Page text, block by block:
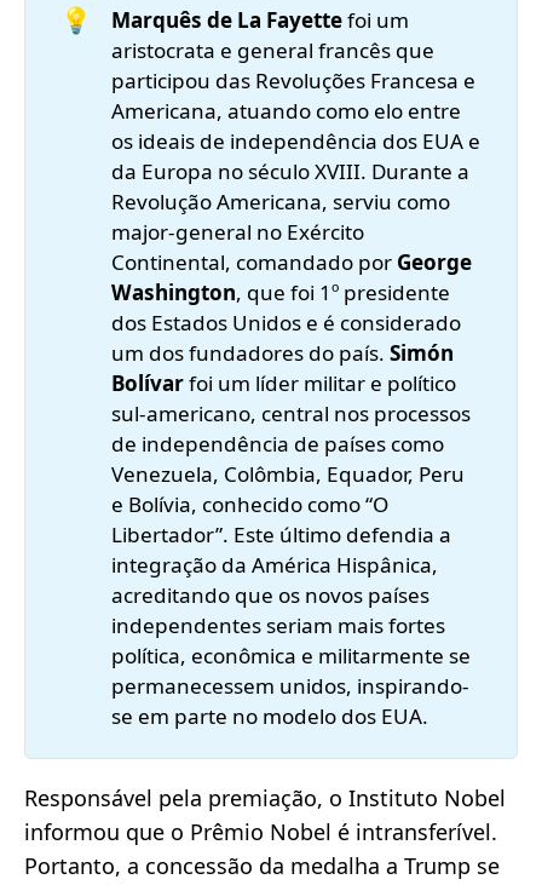
💡 Marquês de La Fayettefoi um
aristocrata e general francês que
participou das Revoluções Francesa e
Americana, atuando como elo entre
os ideais de independência dos EUA e
da Europa no século XVIII. Durante a
Revolução Americana, serviu como
major-general no Exército
Continental, comandado por George
Washington, que foi 1º presidente
dos Estados Unidos e é considerado
um dos fundadores do país.Simón
Bolívarfoi um líder militar e político
sul-americano, central nos processos
de independência de países como
Venezuela, Colômbia, Equador, Peru
e Bolívia, conhecido como “O
Libertador”. Este último defendia a
integração da América Hispânica,
acreditando que os novos países
independentes seriam mais fortes
política, econômica e militarmente se
permanecessem unidos, inspirando-
se em parte no modelo dos EUA.
Responsável pela premiação, o Instituto Nobel
informou que o Prêmio Nobel é intransferível.
Portanto, a concessão da medalha a Trump se